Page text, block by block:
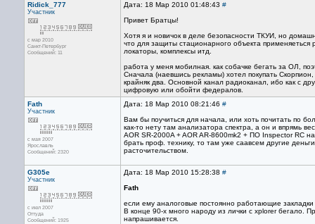
Ridick_777
Участник
с мар 2010
Санкт-Петербург
Сообщений: 11
Дата: 18 Мар 2010 01:48:43 #
Привет Братцы!
Хотя я и новичок в деле безопасности ТКУИ, но
что для защиты стационарного объекта
локаторы, комплексы итд.
работа у меня мобилная. как собачке бегать за ОЛ,
Сначала (наевшись рекламы) хотел покупать
крайняк два. Основной канал радиоканал, ибо как с
цифровую или обойти федералов.
Fath
Участник
с мая 2007
Ярославль
Сообщений: 2320
Дата: 18 Мар 2010 08:21:46 #
Вам бы поучиться для начала, или хоть почитать по
как-то нету там анализатора спектра, а он и впрямь
AOR SR-2000A + AOR AR-8600mk2 + ПО Inspector RC
брать проф. технику, то там уже саавсем другие
расточительством.
G305e
Участник
с июл 2007
Оттуда
Сообщений: 1925
Дата: 18 Мар 2010 15:28:38 #
Fath
если ему аналоговые постоянно работающие
В конце 90-х много народу из лички с хplorer бегало.
напрашивается.